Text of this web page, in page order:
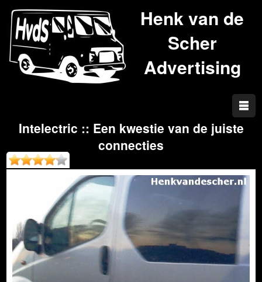
Henk van de
Scher
Advertising
Intelectric :: Een kwestie van de juiste
connecties